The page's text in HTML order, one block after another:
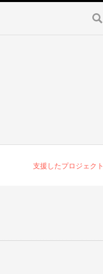
支援したプロジェクト